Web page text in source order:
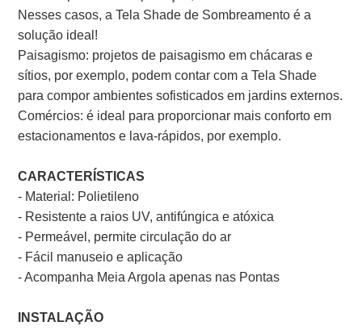
Nesses casos, a Tela Shade de Sombreamento é a
solução ideal!
Paisagismo: projetos de paisagismo em chácaras e
sítios, por exemplo, podem contar com a Tela Shade
para compor ambientes sofisticados em jardins externos.
Comércios: é ideal para proporcionar mais conforto em
estacionamentos e lava-rápidos, por exemplo.
CARACTERÍSTICAS
- Material: Polietileno
- Resistente a raios UV, antifúngica e atóxica
- Permeável, permite circulação do ar
- Fácil manuseio e aplicação
- Acompanha Meia Argola apenas nas Pontas
INSTALAÇÃO